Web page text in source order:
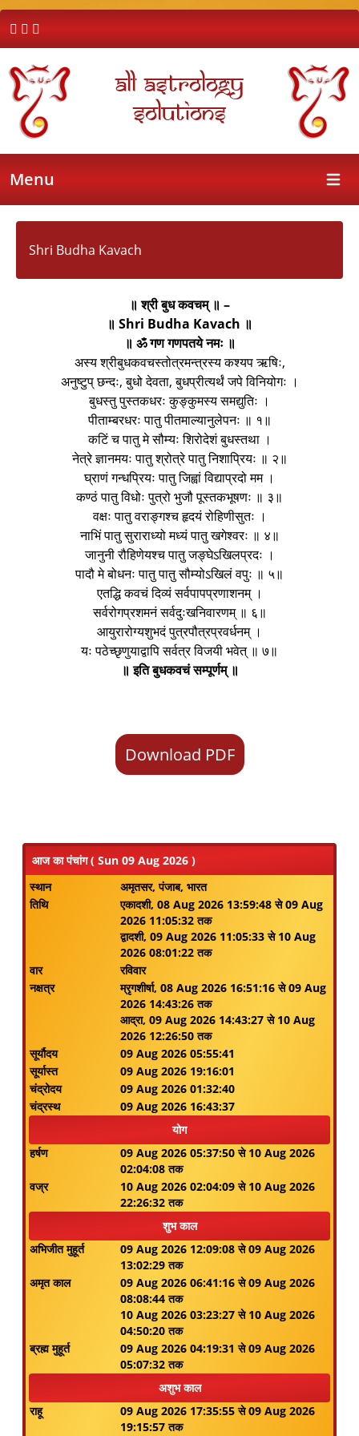
All Astrology
Solutions
Menu Open
Shri Budha Kavach
॥ श्री बुध कवचम् ॥ –
॥ Shri Budha Kavach ॥
॥ ॐ गण गणपतये नमः ॥
अस्य श्रीबुधकवचस्तोत्रमन्त्रस्य कश्यप ऋषिः,
अनुष्टुप् छन्दः, बुधो देवता, बुधप्रीत्यर्थं जपे विनियोगः ।
बुधस्तु पुस्तकधरः कुङ्कुमस्य समद्युतिः ।
पीताम्बरधरः पातु पीतमाल्यानुलेपनः ॥ १॥
कटिं च पातु मे सौम्यः शिरोदेशं बुधस्तथा ।
नेत्रे ज्ञानमयः पातु श्रोत्रे पातु निशाप्रियः ॥ २॥
घ्राणं गन्धप्रियः पातु जिह्वां विद्याप्रदो मम ।
कण्ठं पातु विधोः पुत्रो भुजौ पूस्तकभूषणः ॥ ३॥
वक्षः पातु वराङ्गश्च हृदयं रोहिणीसुतः ।
नाभिं पातु सुराराध्यो मध्यं पातु खगेश्वरः ॥ ४॥
जानुनी रौहिणेयश्च पातु जङ्घेऽखिलप्रदः ।
पादौ मे बोधनः पातु पातु सौम्योऽखिलं वपुः ॥ ५॥
एतद्धि कवचं दिव्यं सर्वपापप्रणाशनम् ।
सर्वरोगप्रशमनं सर्वदुःखनिवारणम् ॥ ६॥
आयुरारोग्यशुभदं पुत्रपौत्रप्रवर्धनम् ।
यः पठेच्छृणुयाद्वापि सर्वत्र विजयी भवेत् ॥ ७॥
॥ इति बुधकवचं सम्पूर्णम् ॥
Download PDF
आज का पंचांग ( Sun 09 Aug 2026 )
स्थान
अमृतसर, पंजाब, भारत
तिथि
एकादशी, 08 Aug 2026 13:59:48 से 09 Aug
2026 11:05:32 तक
द्वादशी, 09 Aug 2026 11:05:33 से 10 Aug
2026 08:01:22 तक
वार
रविवार
नक्षत्र
म्रृगशीर्षा, 08 Aug 2026 16:51:16 से 09 Aug
2026 14:43:26 तक
आद्रा, 09 Aug 2026 14:43:27 से 10 Aug
2026 12:26:50 तक
सूर्यौदय
09 Aug 2026 05:55:41
सूर्यास्त
09 Aug 2026 19:16:01
चंद्रोदय
09 Aug 2026 01:32:40
चंद्रस्थ
09 Aug 2026 16:43:37
योग
हर्षण
09 Aug 2026 05:37:50 से 10 Aug 2026
02:04:08 तक
वज्र
10 Aug 2026 02:04:09 से 10 Aug 2026
22:26:32 तक
शुभ काल
अभिजीत मुहूर्त
09 Aug 2026 12:09:08 से 09 Aug 2026
13:02:29 तक
अमृत काल
09 Aug 2026 06:41:16 से 09 Aug 2026
08:08:44 तक
10 Aug 2026 03:23:27 से 10 Aug 2026
04:50:20 तक
ब्रह्म मुहूर्त
09 Aug 2026 04:19:31 से 09 Aug 2026
05:07:32 तक
अशुभ काल
राहू
09 Aug 2026 17:35:55 से 09 Aug 2026
19:15:57 तक